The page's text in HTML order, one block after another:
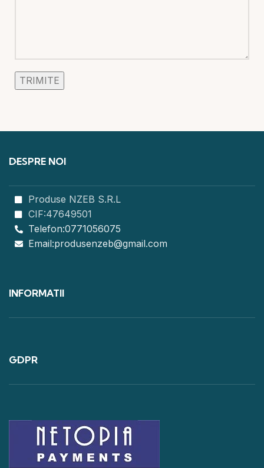
DESPRE NOI
Produse NZEB S.R.L
CIF:47649501
Telefon:0771056075
Email:produsenzeb@gmail.com
INFORMATII
GDPR